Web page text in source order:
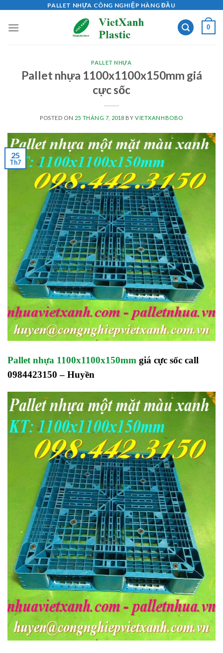
content
PALLET NHỰA CÔNG NGHIỆP HÀNG ĐẦU
0
PALLET NHỰA
Pallet nhựa 1100x1100x150mm giá
cực sốc
POSTED ON 25 THÁNG 7, 2018 BYVIETXANHBOBO
25
Th7
Pallet nhựa 1100x1100x150mm giá cực sốc call
0984423150 – Huyền